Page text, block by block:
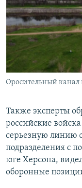
Оросительный канал
Также эксперты
российские
серьезную линию
подразделения с
юге Херсона,
оборонные